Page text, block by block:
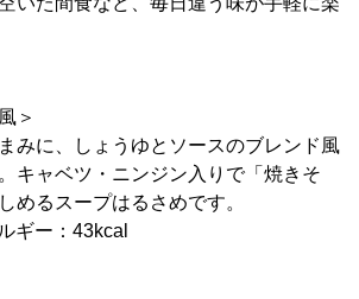
＞
みに、しょうゆとソースのブレンド風
キャベツ・ニンジン入りで「焼きそ
めるスープはるさめです。
ギー：43kcal